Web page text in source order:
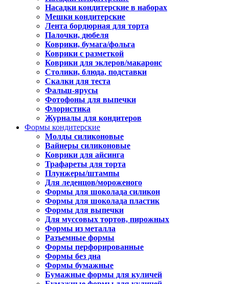
Насадки кондитерские в наборах
Мешки кондитерские
Лента бордюрная для торта
Палочки, дюбеля
Коврики, бумага/фольга
Коврики с разметкой
Коврики для эклеров/макаронс
Столики, блюда, подставки
Скалки для теста
Фальш-ярусы
Фотофоны для выпечки
Флористика
Журналы для кондитеров
Формы кондитерские
Молды силиконовые
Вайнеры силиконовые
Коврики для айсинга
Трафареты для торта
Плунжеры/штампы
Для леденцов/мороженого
Формы для шоколада силикон
Формы для шоколада пластик
Формы для выпечки
Для муссовых тортов, пирожных
Формы из металла
Разъемные формы
Формы перфорированные
Формы без дна
Формы бумажные
Бумажные формы для куличей